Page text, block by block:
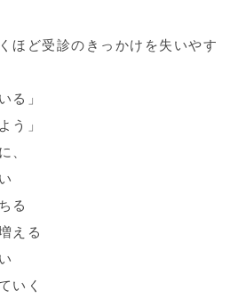
ほど受診のきっかけを失いやす
る」
う」
、
る
える
いく